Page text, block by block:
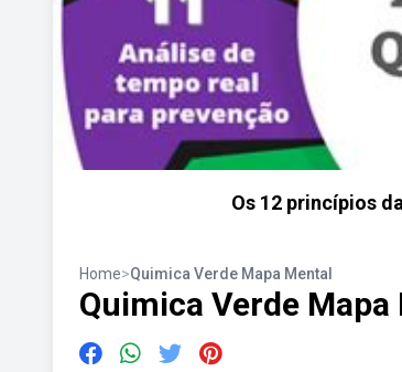
Os 12 princípios
Home>Quimica Verde Mapa Mental
Quimica Verde Mapa